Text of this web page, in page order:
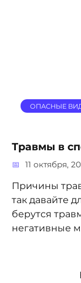
ОПАСНЫЕ
Травмы в
11 октября,
Причины
так давайте
берутся
негативные